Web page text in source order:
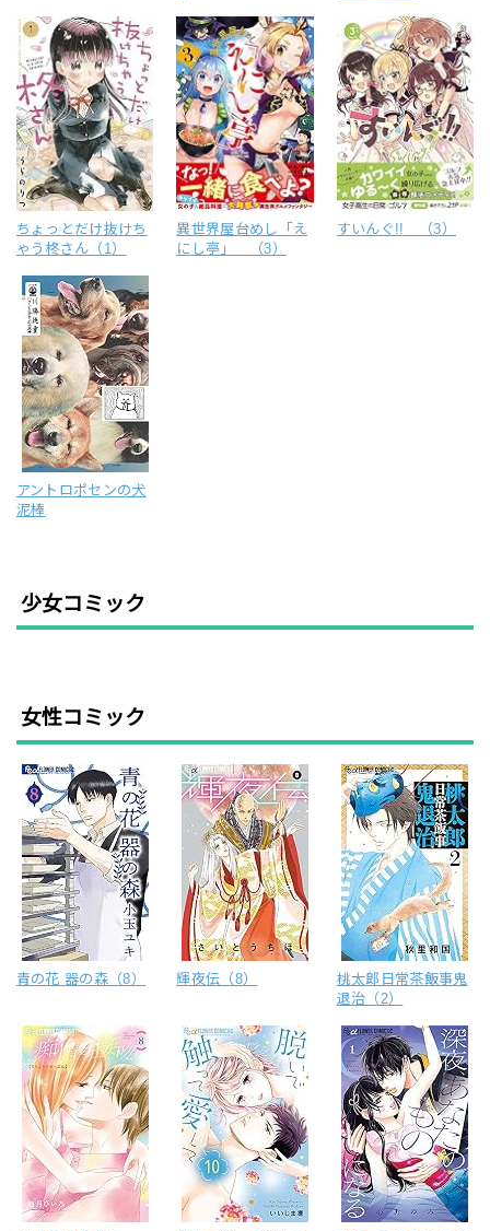
ちょっとだけ抜けち
ゃう柊さん（1）
異世界屋台めし「え
にし亭」 （3）
すいんぐ!! （3）
アントロポセンの犬
泥棒
少女コミック
女性コミック
青の花 器の森（8） 輝夜伝（8）
桃太郎日常茶飯事鬼
退治（2）